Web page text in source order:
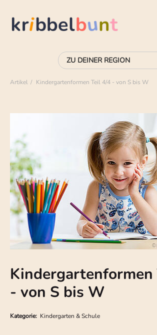
Artikel Kindergartenformen Teil 4/4 - von S bis W
- von S bis W
Kategorie: Kindergarten & Schule